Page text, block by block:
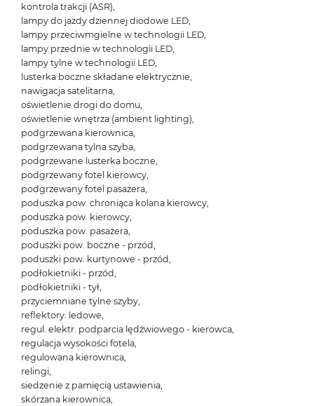
kontrola trakcji (ASR),
lampy do jazdy dziennej diodowe LED,
lampy przeciwmgielne w technologii LED,
lampy przednie w technologii LED,
lampy tylne w technologii LED,
lusterka boczne składane elektrycznie,
nawigacja satelitarna,
oświetlenie drogi do domu,
oświetlenie wnętrza (ambient lighting),
podgrzewana kierownica,
podgrzewana tylna szyba,
podgrzewane lusterka boczne,
podgrzewany fotel kierowcy,
podgrzewany fotel pasażera,
poduszka pow. chroniąca kolana kierowcy,
poduszka pow. kierowcy,
poduszka pow. pasażera,
poduszki pow. boczne - przód,
poduszki pow. kurtynowe - przód,
podłokietniki - przód,
podłokietniki - tył,
przyciemniane tylne szyby,
reflektory: ledowe,
regul. elektr. podparcia lędźwiowego - kierowca,
regulacja wysokości fotela,
regulowana kierownica,
relingi,
siedzenie z pamięcią ustawienia,
skórzana kierownica,